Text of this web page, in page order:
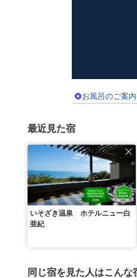
お風呂のご案内
最近見た宿
いそざき温泉 ホテルニュー白
亜紀
同じ宿を見た人はこんな